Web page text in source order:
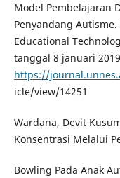
Model Pembelajaran
Penyandang
Educational
tanggal 8 januari
https://
icle/view/14251
Wardana, Devit
Konsentrasi Melalui
Bowling Pada Anak